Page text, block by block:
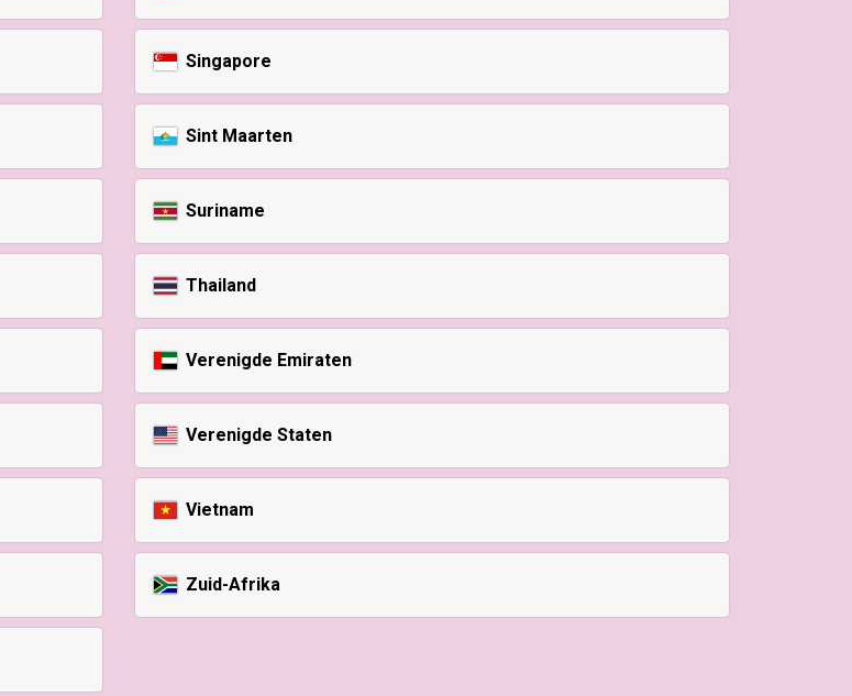
Singapore
Sint Maarten
Suriname
Thailand
Verenigde Emiraten
Verenigde Staten
Vietnam
Zuid-Afrika